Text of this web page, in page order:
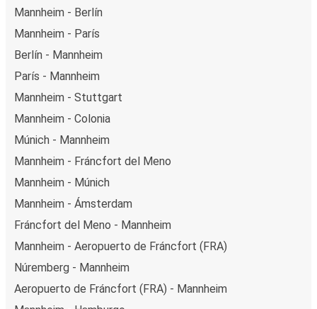
Mannheim - Berlín
Mannheim - París
Berlín - Mannheim
París - Mannheim
Mannheim - Stuttgart
Mannheim - Colonia
Múnich - Mannheim
Mannheim - Fráncfort del Meno
Mannheim - Múnich
Mannheim - Ámsterdam
Fráncfort del Meno - Mannheim
Mannheim - Aeropuerto de Fráncfort (FRA)
Núremberg - Mannheim
Aeropuerto de Fráncfort (FRA) - Mannheim